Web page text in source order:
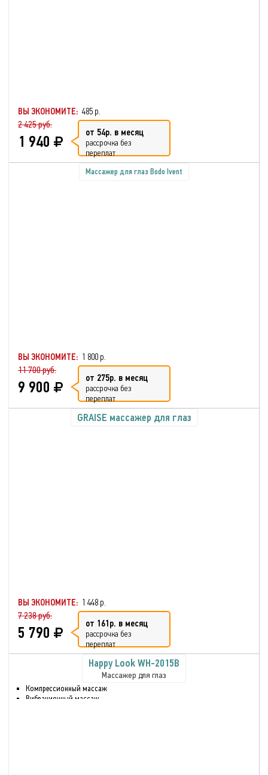
ВЫ ЭКОНОМИТЕ: 485 р.
2 425 руб.
1 940 от 54р. в месяц
рассрочка без
переплат
Массажер для глаз Bodo Ivent
ВЫ ЭКОНОМИТЕ: 1 800 р.
11 700 руб.
9 900 от 275р. в месяц
рассрочка без
переплат
GRAISE массажер для глаз
ВЫ ЭКОНОМИТЕ: 1 448 р.
7 238 руб.
5 790 от 161р. в месяц
рассрочка без
переплат
Happy Look WH-2015B
Массажер для глаз
Компрессионный массаж
Вибрационный массаж